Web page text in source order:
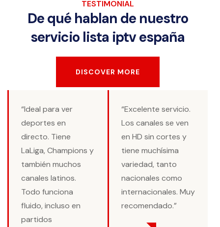
TESTIMONIAL
De qué hablan de nuestro
servicio lista iptv españa
DISCOVER MORE
“Ideal para ver
deportes en
directo. Tiene
LaLiga, Champions y
también muchos
canales latinos.
Todo funciona
fluido, incluso en
partidos
“Excelente servicio.
Los canales se ven
en HD sin cortes y
tiene muchísima
variedad, tanto
nacionales como
internacionales. Muy
recomendado.”